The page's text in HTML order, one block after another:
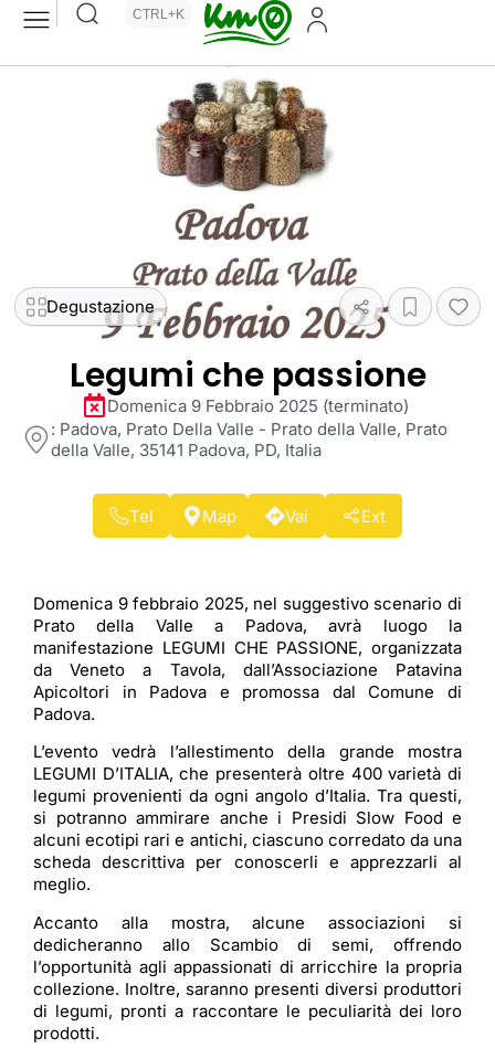
CTRL+K
Degustazione
Legumi che passione
Domenica 9 Febbraio 2025 (terminato)
: Padova, Prato Della Valle - Prato della Valle, Prato
della Valle, 35141 Padova, PD, Italia
Tel Map Vai Ext
Domenica 9 febbraio 2025, nel suggestivo scenario di
Prato della Valle a Padova, avrà luogo la
manifestazione LEGUMI CHE PASSIONE, organizzata
da Veneto a Tavola, dall’Associazione Patavina
Apicoltori in Padova e promossa dal Comune di
Padova.
L’evento vedrà l’allestimento della grande mostra
LEGUMI D’ITALIA, che presenterà oltre 400 varietà di
legumi provenienti da ogni angolo d’Italia. Tra questi,
si potranno ammirare anche i Presidi Slow Food e
alcuni ecotipi rari e antichi, ciascuno corredato da una
scheda descrittiva per conoscerli e apprezzarli al
meglio.
Accanto alla mostra, alcune associazioni si
dedicheranno allo Scambio di semi, offrendo
l’opportunità agli appassionati di arricchire la propria
collezione. Inoltre, saranno presenti diversi produttori
di legumi, pronti a raccontare le peculiarità dei loro
prodotti.